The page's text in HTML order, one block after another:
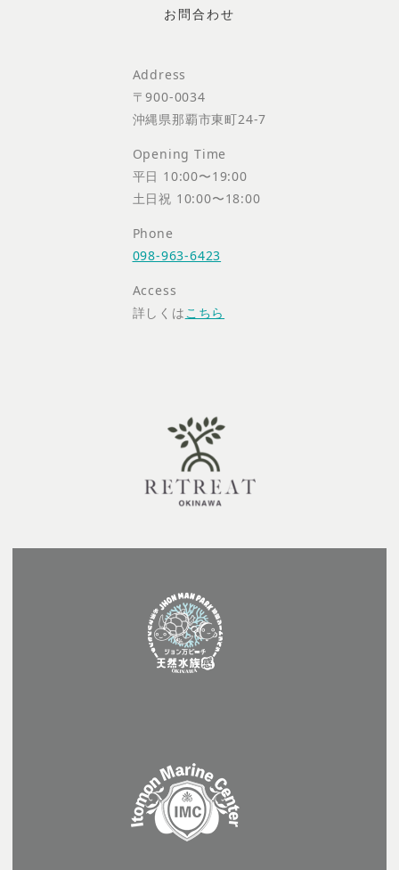
Address
〒900-0034
沖縄県那覇市東町24-7
Opening Time
平日 10:00〜19:00
土日祝 10:00〜18:00
Phone
098-963-6423
Access
詳しくはこちら